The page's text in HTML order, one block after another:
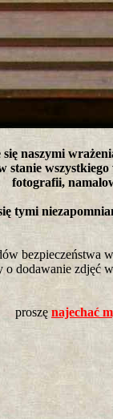
się naszymi
stanie
fotografii,
tymi
bezpieczeństwa
o dodawanie zdjęć
proszę najechać